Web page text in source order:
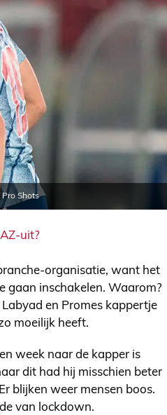
Shots
uit?
organisatie, want het
gaan inschakelen. Waarom?
en Promes kappertje
moeilijk heeft.
week naar de kapper is
dit had hij misschien beter
blijken weer mensen boos.
van lockdown.